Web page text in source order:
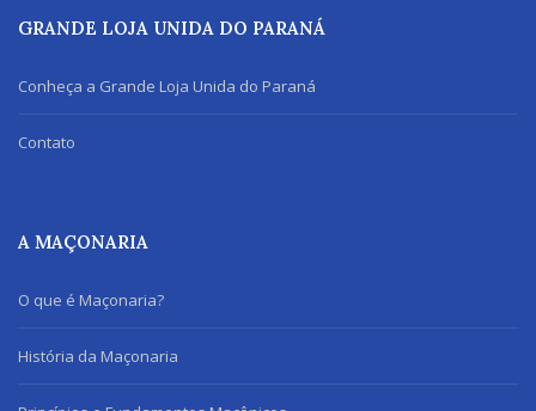
GRANDE LOJA UNIDA DO PARANÁ
Conheça a Grande Loja Unida do Paraná
Contato
A MAÇONARIA
O que é Maçonaria?
História da Maçonaria